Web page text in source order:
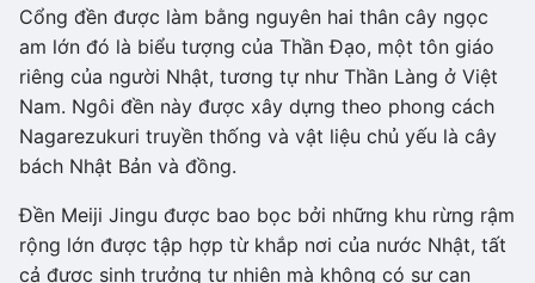
Cổng đền được làm bằng nguyên hai thân cây ngọc
am lớn đó là biểu tượng của Thần Đạo, một tôn giáo
riêng của người Nhật, tương tự như Thần Làng ở Việt
Nam. Ngôi đền này được xây dựng theo phong cách
Nagarezukuri truyền thống và vật liệu chủ yếu là cây
bách Nhật Bản và đồng.
Đền Meiji Jingu được bao bọc bởi những khu rừng rậm
rộng lớn được tập hợp từ khắp nơi của nước Nhật, tất
cả được sinh trưởng tự nhiên mà không có sự can